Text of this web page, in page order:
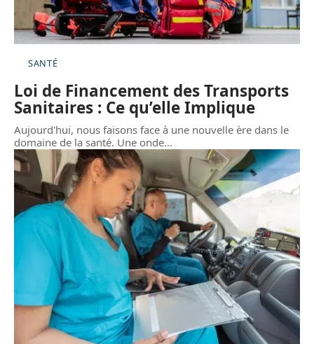
SANTÉ
Loi de Financement des Transports
Sanitaires : Ce qu’elle Implique
Aujourd'hui, nous faisons face à une nouvelle ère dans le
domaine de la santé. Une onde…